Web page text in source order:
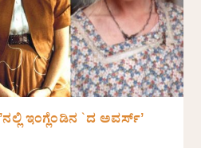
ಇಂಗ್ಲೆಂಡಿನ `ದ ಅವರ್ಸ್‌ʼ